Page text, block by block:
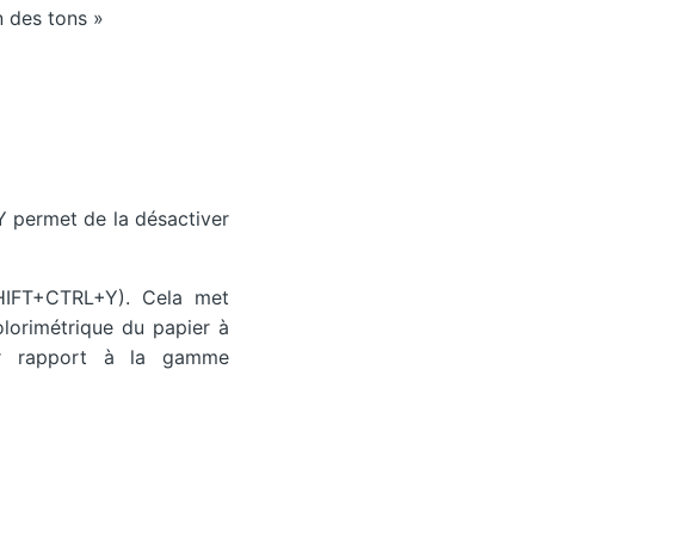
des tons »
permet de la désactiver
Cela met
du papier à
rapport à la gamme